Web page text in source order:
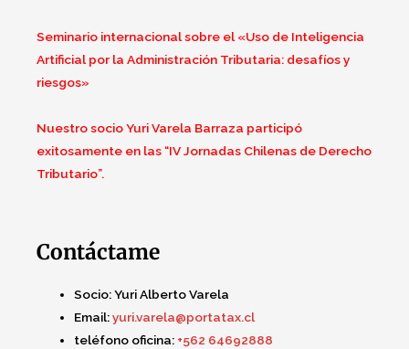
Seminario internacional sobre el «Uso de Inteligencia
Artificial por la Administración Tributaria: desafíos y
riesgos»
Nuestro socio Yuri Varela Barraza participó
exitosamente en las “IV Jornadas Chilenas de Derecho
Tributario”.
Contáctame
Socio:Yuri Alberto Varela
Email:yuri.varela@portatax.cl
teléfono oficina: +562 64692888